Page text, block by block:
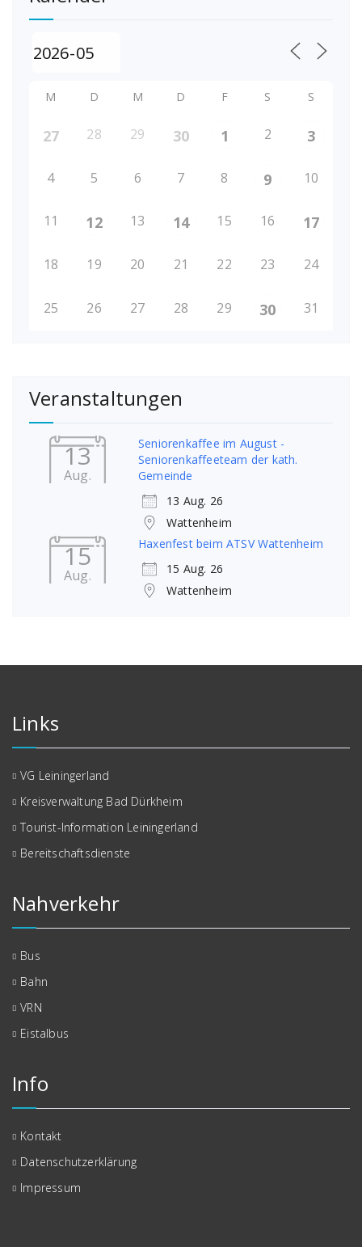
M D M D F S S
27 28 29 30 1 2 3
4 5 6 7 8 9 10
11 12 13 14 15 16 17
18 19 20 21 22 23 24
25 26 27 28 29 30 31
Veranstaltungen
13
Aug.
Seniorenkaffee im August -
Seniorenkaffeeteam der kath.
Gemeinde
13 Aug. 26
Wattenheim
15
Aug.
Haxenfest beim ATSV Wattenheim
15 Aug. 26
Wattenheim
Links
VG Leiningerland
Kreisverwaltung Bad Dürkheim
Tourist-Information Leiningerland
Bereitschaftsdienste
Nahverkehr
Bus
Bahn
VRN
Eistalbus
Info
Kontakt
Datenschutzerklärung
Impressum